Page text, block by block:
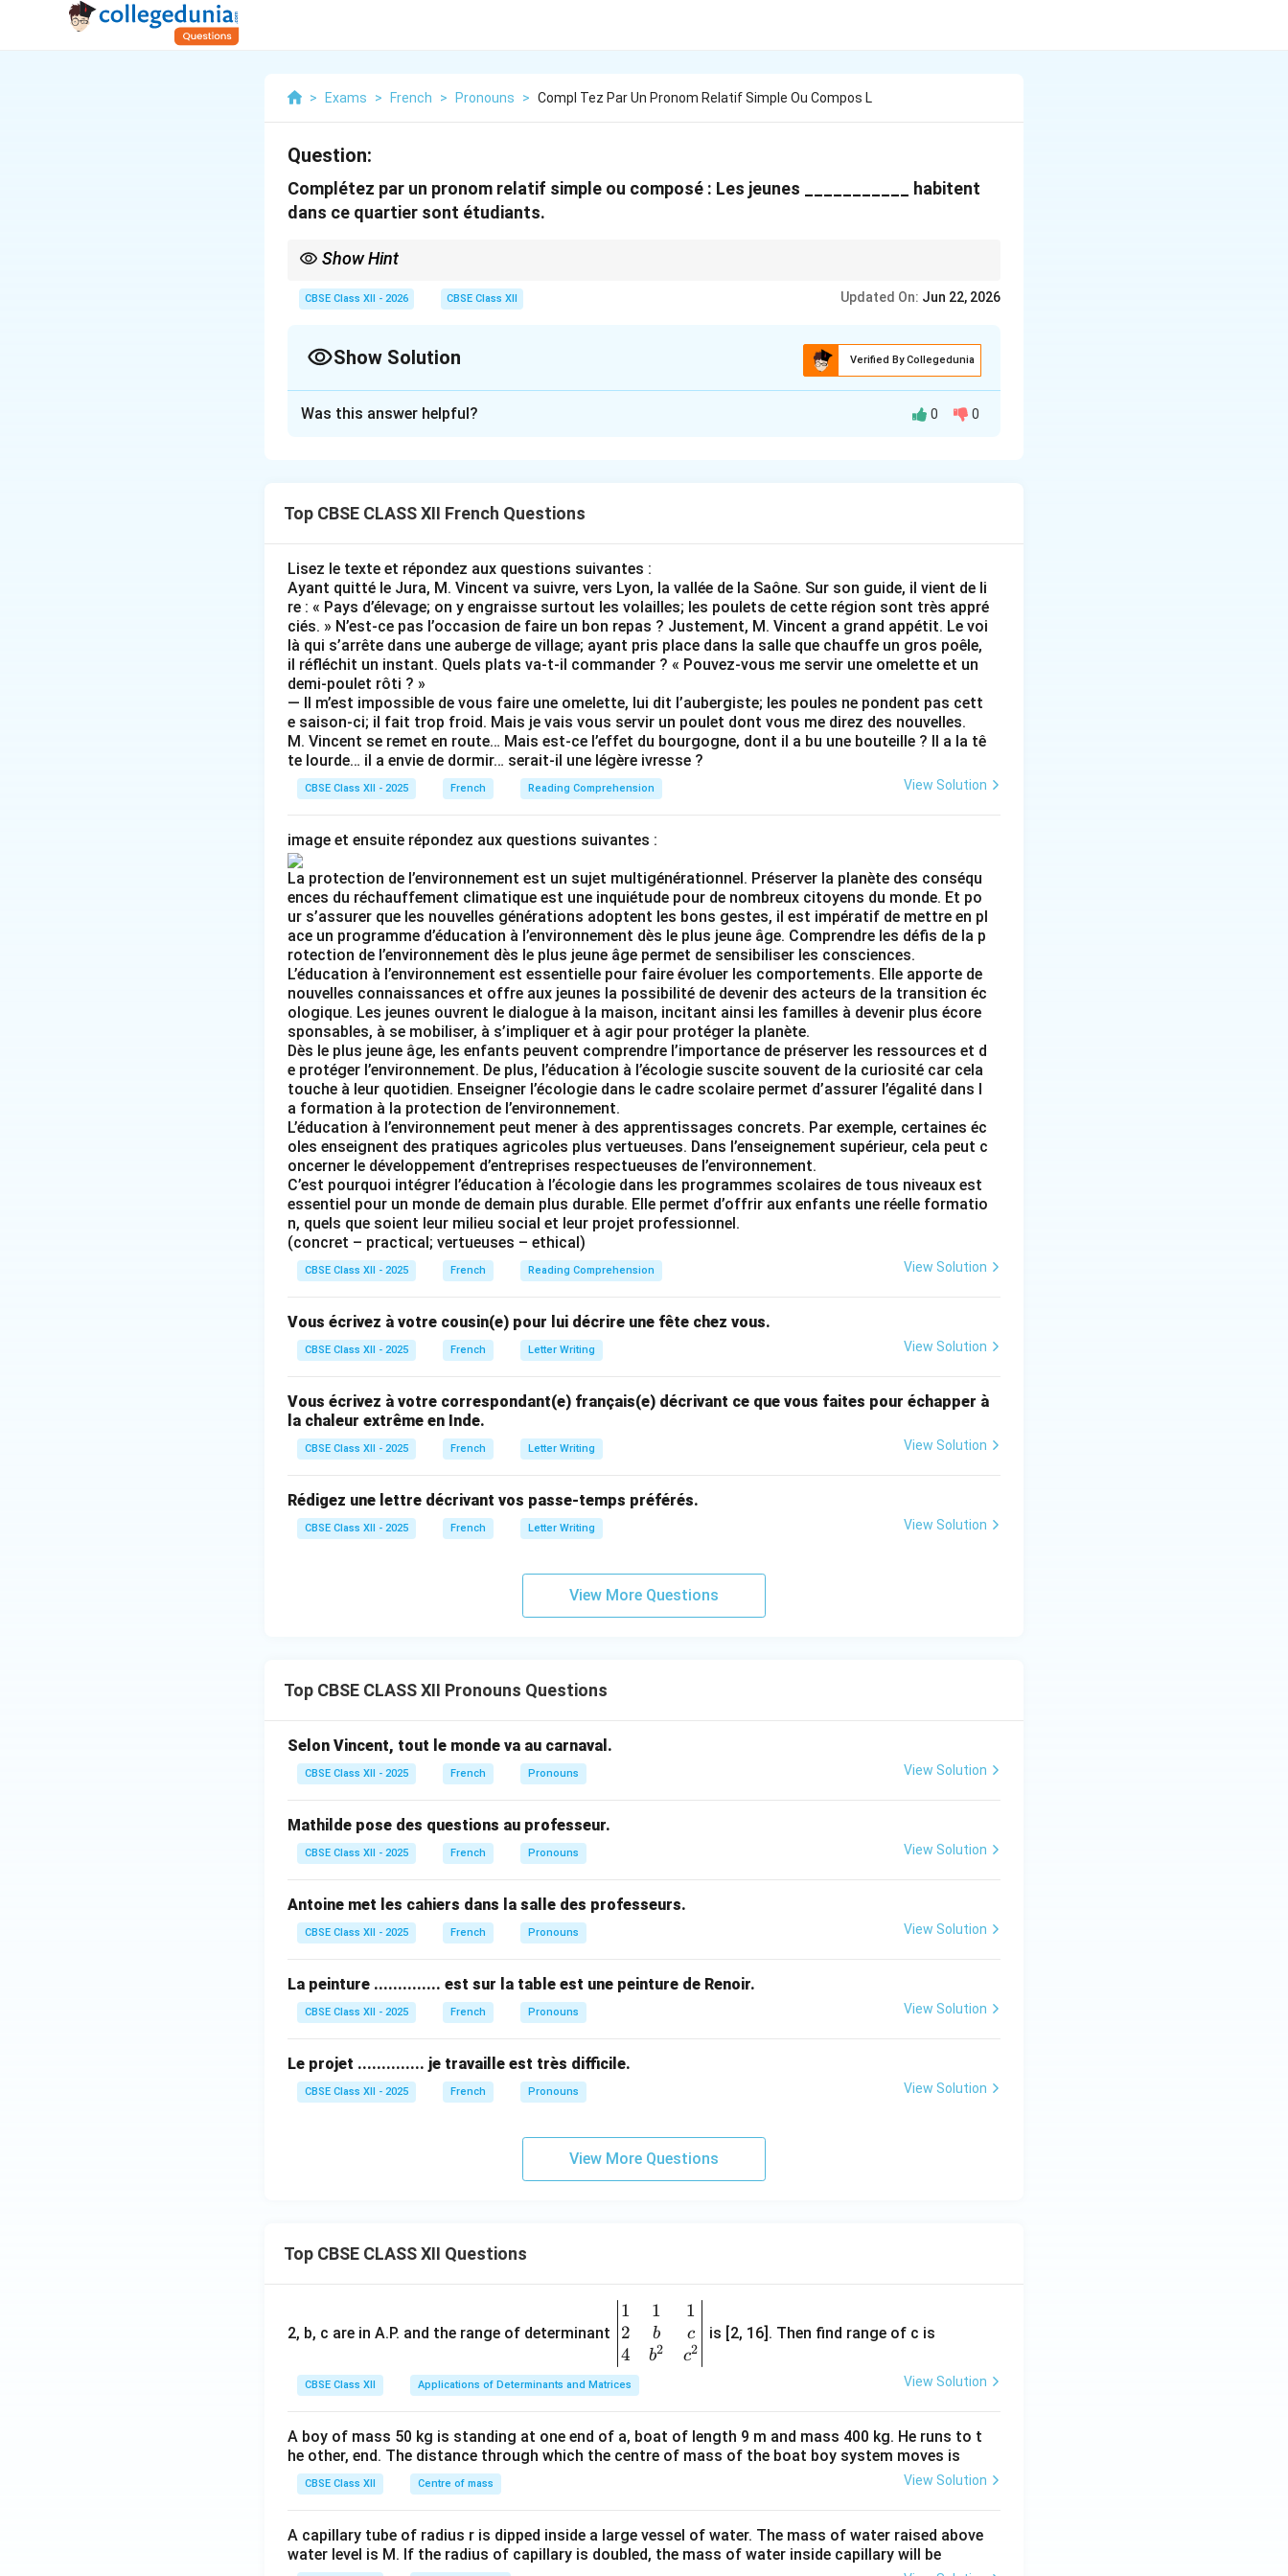
> Exams > French > Pronouns > Compl Tez Par Un Pronom Relatif Simple Ou Compos L
Question:
Complétez par un pronom relatif simple ou composé : Les jeunes ___________ habitent
dans ce quartier sont étudiants.
Show Hint
• Use qui when the relative pronoun is the subject of the following verb (usually followed directly by a verb: qui + verb).
CBSE Class XII - 2026 CBSE Class XII Updated On: Jun 22, 2026
Show Solution Verified By Collegedunia
the verb.
The simple relative pronoun that functions as a subject is always
qui (who/which), regardless of
whether the antecedent is human or inanimate, singular or plural.
• Antecedent: Les jeunes (plural humans)\rightarrow
→Subject relative pronoun isqui.
Step 3: Verification:
Placing qui gives: Les jeunesquihabitent dans ce quartier sont étudiants. (The young people who
live in this neighborhood are students).
Final Answer: qui
Download Solution in PDF
Was this answer helpful? 0 0
Top CBSE CLASS XII French Questions
Lisez le texte et répondez aux questions suivantes :
Ayant quitté le Jura, M. Vincent va suivre, vers Lyon, la vallée de la Saône. Sur son guide, il vient de li
re : « Pays d’élevage; on y engraisse surtout les volailles; les poulets de cette région sont très appré
ciés. » N’est-ce pas l’occasion de faire un bon repas ? Justement, M. Vincent a grand appétit. Le voi
là qui s’arrête dans une auberge de village; ayant pris place dans la salle que chauffe un gros poêle,
il réfléchit un instant. Quels plats va-t-il commander ? « Pouvez-vous me servir une omelette et un
demi-poulet rôti ? »
— Il m’est impossible de vous faire une omelette, lui dit l’aubergiste; les poules ne pondent pas cett
e saison-ci; il fait trop froid. Mais je vais vous servir un poulet dont vous me direz des nouvelles.
M. Vincent se remet en route… Mais est-ce l’effet du bourgogne, dont il a bu une bouteille ? Il a la tê
te lourde… il a envie de dormir… serait-il une légère ivresse ?
CBSE Class XII - 2025 French Reading Comprehension View Solution
image et ensuite répondez aux questions suivantes :
La protection de l’environnement est un sujet multigénérationnel. Préserver la planète des conséqu
ences du réchauffement climatique est une inquiétude pour de nombreux citoyens du monde. Et po
ur s’assurer que les nouvelles générations adoptent les bons gestes, il est impératif de mettre en pl
ace un programme d’éducation à l’environnement dès le plus jeune âge. Comprendre les défis de la p
rotection de l’environnement dès le plus jeune âge permet de sensibiliser les consciences.
L’éducation à l’environnement est essentielle pour faire évoluer les comportements. Elle apporte de
nouvelles connaissances et offre aux jeunes la possibilité de devenir des acteurs de la transition éc
ologique. Les jeunes ouvrent le dialogue à la maison, incitant ainsi les familles à devenir plus écore
sponsables, à se mobiliser, à s’impliquer et à agir pour protéger la planète.
Dès le plus jeune âge, les enfants peuvent comprendre l’importance de préserver les ressources et d
e protéger l’environnement. De plus, l’éducation à l’écologie suscite souvent de la curiosité car cela
touche à leur quotidien. Enseigner l’écologie dans le cadre scolaire permet d’assurer l’égalité dans l
a formation à la protection de l’environnement.
L’éducation à l’environnement peut mener à des apprentissages concrets. Par exemple, certaines éc
oles enseignent des pratiques agricoles plus vertueuses. Dans l’enseignement supérieur, cela peut c
oncerner le développement d’entreprises respectueuses de l’environnement.
C’est pourquoi intégrer l’éducation à l’écologie dans les programmes scolaires de tous niveaux est
essentiel pour un monde de demain plus durable. Elle permet d’offrir aux enfants une réelle formatio
n, quels que soient leur milieu social et leur projet professionnel.
(concret – practical; vertueuses – ethical)
CBSE Class XII - 2025 French Reading Comprehension View Solution
Vous écrivez à votre cousin(e) pour lui décrire une fête chez vous.
CBSE Class XII - 2025 French Letter Writing View Solution
Vous écrivez à votre correspondant(e) français(e) décrivant ce que vous faites pour échapper à
la chaleur extrême en Inde.
CBSE Class XII - 2025 French Letter Writing View Solution
Rédigez une lettre décrivant vos passe-temps préférés.
CBSE Class XII - 2025 French Letter Writing View Solution
View More Questions
Top CBSE CLASS XII Pronouns Questions
Selon Vincent, tout le monde va au carnaval.
CBSE Class XII - 2025 French Pronouns View Solution
Mathilde pose des questions au professeur.
CBSE Class XII - 2025 French Pronouns View Solution
Antoine met les cahiers dans la salle des professeurs.
CBSE Class XII - 2025 French Pronouns View Solution
La peinture .............. est sur la table est une peinture de Renoir.
CBSE Class XII - 2025 French Pronouns View Solution
Le projet .............. je travaille est très difficile.
CBSE Class XII - 2025 French Pronouns View Solution
View More Questions
Top CBSE CLASS XII Questions
2, b, c are in A.P. and the range of determinant
\be
gin
{v
ma
tri
&1
&1
b&
c\\
1
2
4
1
b
b2
1
c
c2
is [2, 16]. Then find range of c is
CBSE Class XII Applications of Determinants and Matrices View Solution
A boy of mass 50 kg is standing at one end of a, boat of length 9 m and mass 400 kg. He runs to t
he other, end. The distance through which the centre of mass of the boat boy system moves is
CBSE Class XII Centre of mass View Solution
A capillary tube of radius r is dipped inside a large vessel of water. The mass of water raised above
water level is M. If the radius of capillary is doubled, the mass of water inside capillary will be